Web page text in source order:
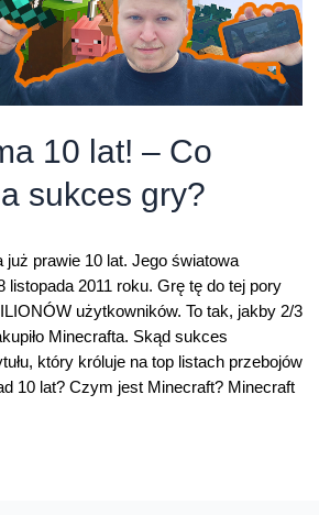
10 lat! – Co
sukces gry?
już prawie 10 lat. Jego światowa
listopada 2011 roku. Grę tę do tej pory
użytkowników. To tak, jakby 2/3
Minecrafta. Skąd sukces
który króluje na top listach przebojów
10 lat? Czym jest Minecraft? Minecraft